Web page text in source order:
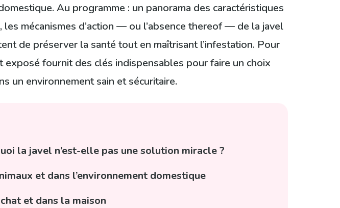
Au programme : un panorama des caractéristiques
mécanismes d’action — ou l’absence thereof — de la javel
de préserver la santé tout en maîtrisant l’infestation. Pour
fournit des clés indispensables pour faire un choix
un environnement sain et sécuritaire.
la javel n’est-elle pas une solution miracle ?
et dans l’environnement domestique
et dans la maison